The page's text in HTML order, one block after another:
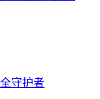
守护者